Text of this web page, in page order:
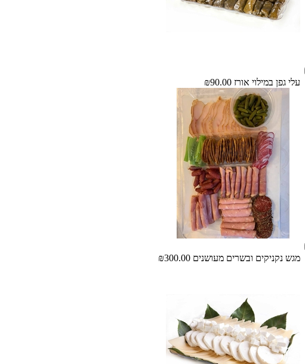
עלי גפן במילוי אורז ₪90.00
מגש נקניקים ובשרים מעושנים ₪300.00